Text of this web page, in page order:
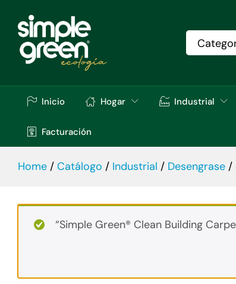
Inicio Hogar Industrial
Facturación
Home / Catálogo / Industrial / Desengrase /
“Simple Green® Clean Building
Descripción